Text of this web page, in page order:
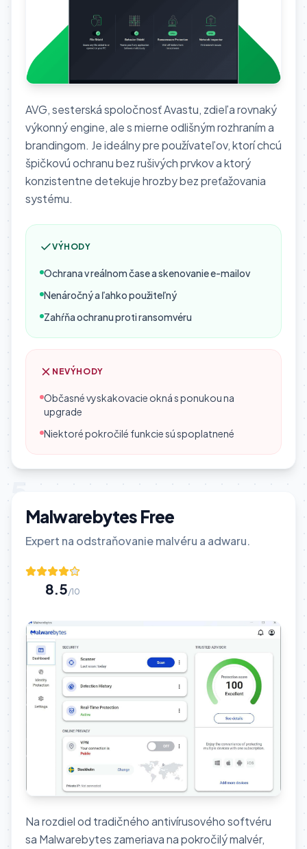
AVG, sesterská spoločnosť Avastu, zdieľa rovnaký
výkonný engine, ale s mierne odlišným rozhraním a
brandingom. Je ideálny pre používateľov, ktorí chcú
špičkovú ochranu bez rušivých prvkov a ktorý
konzistentne detekuje hrozby bez preťažovania
systému.
VÝHODY
Ochrana v reálnom čase a skenovanie e-mailov
Nenáročný a ľahko použiteľný
Zahŕňa ochranu proti ransomvéru
NEVÝHODY
Občasné vyskakovacie okná s ponukou na
upgrade
Niektoré pokročilé funkcie sú spoplatnené
5
Malwarebytes Free
Expert na odstraňovanie malvéru a adwaru.
8.5/10
Na rozdiel od tradičného antivírusového softvéru
sa Malwarebytes zameriava na pokročilý malvér,